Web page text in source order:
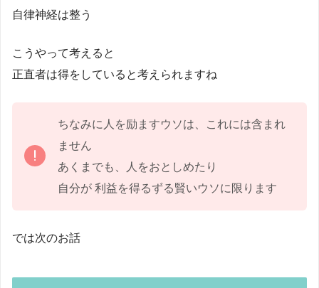
自律神経は整う
こうやって考えると
正直者は得をしていると考えられますね
ちなみに人を励ますウソは、これには含まれ
ません
あくまでも、人をおとしめたり
自分が 利益を得るずる賢いウソに限ります
では次のお話